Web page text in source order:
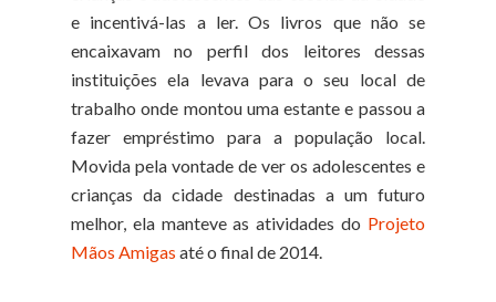
e incentivá-las a ler. Os livros que não se
encaixavam no perfil dos leitores dessas
instituições ela levava para o seu local de
trabalho onde montou uma estante e passou a
fazer empréstimo para a população local.
Movida pela vontade de ver os adolescentes e
crianças da cidade destinadas a um futuro
melhor, ela manteve as atividades do Projeto
Mãos Amigas até o final de 2014.